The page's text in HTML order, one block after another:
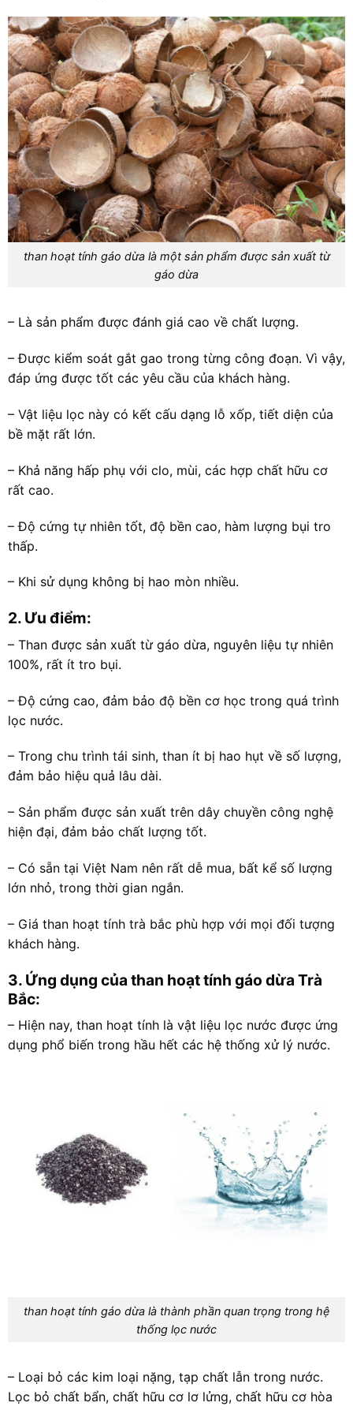
than hoạt tính gáo dừa là một sản phẩm được sản xuất từ
gáo dừa
– Là sản phẩm được đánh giá cao về chất lượng.
– Được kiểm soát gắt gao trong từng công đoạn. Vì vậy,
đáp ứng được tốt các yêu cầu của khách hàng.
– Vật liệu lọc này có kết cấu dạng lỗ xốp, tiết diện của
bề mặt rất lớn.
– Khả năng hấp phụ với clo, mùi, các hợp chất hữu cơ
rất cao.
– Độ cứng tự nhiên tốt, độ bền cao, hàm lượng bụi tro
thấp.
– Khi sử dụng không bị hao mòn nhiều.
2. Ưu điểm:
– Than được sản xuất từ gáo dừa, nguyên liệu tự nhiên
100%, rất ít tro bụi.
– Độ cứng cao, đảm bảo độ bền cơ học trong quá trình
lọc nước.
– Trong chu trình tái sinh, than ít bị hao hụt về số lượng,
đảm bảo hiệu quả lâu dài.
– Sản phẩm được sản xuất trên dây chuyền công nghệ
hiện đại, đảm bảo chất lượng tốt.
– Có sẵn tại Việt Nam nên rất dễ mua, bất kể số lượng
lớn nhỏ, trong thời gian ngắn.
– Giá than hoạt tính trà bắc phù hợp với mọi đối tượng
khách hàng.
3. Ứng dụng của than hoạt tính gáo dừa Trà
Bắc:
– Hiện nay, than hoạt tính là vật liệu lọc nước được ứng
dụng phổ biến trong hầu hết các hệ thống xử lý nước.
than hoạt tính gáo dừa là thành phần quan trọng trong hệ
thống lọc nước
– Loại bỏ các kim loại nặng, tạp chất lẫn trong nước.
Lọc bỏ chất bẩn, chất hữu cơ lơ lửng, chất hữu cơ hòa